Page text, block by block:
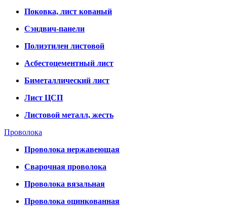
Поковка, лист кованый
Сэндвич-панели
Полиэтилен листовой
Асбестоцементный лист
Биметаллический лист
Лист ЦСП
Листовой металл, жесть
Проволока
Проволока нержавеющая
Сварочная проволока
Проволока вязальная
Проволока оцинкованная